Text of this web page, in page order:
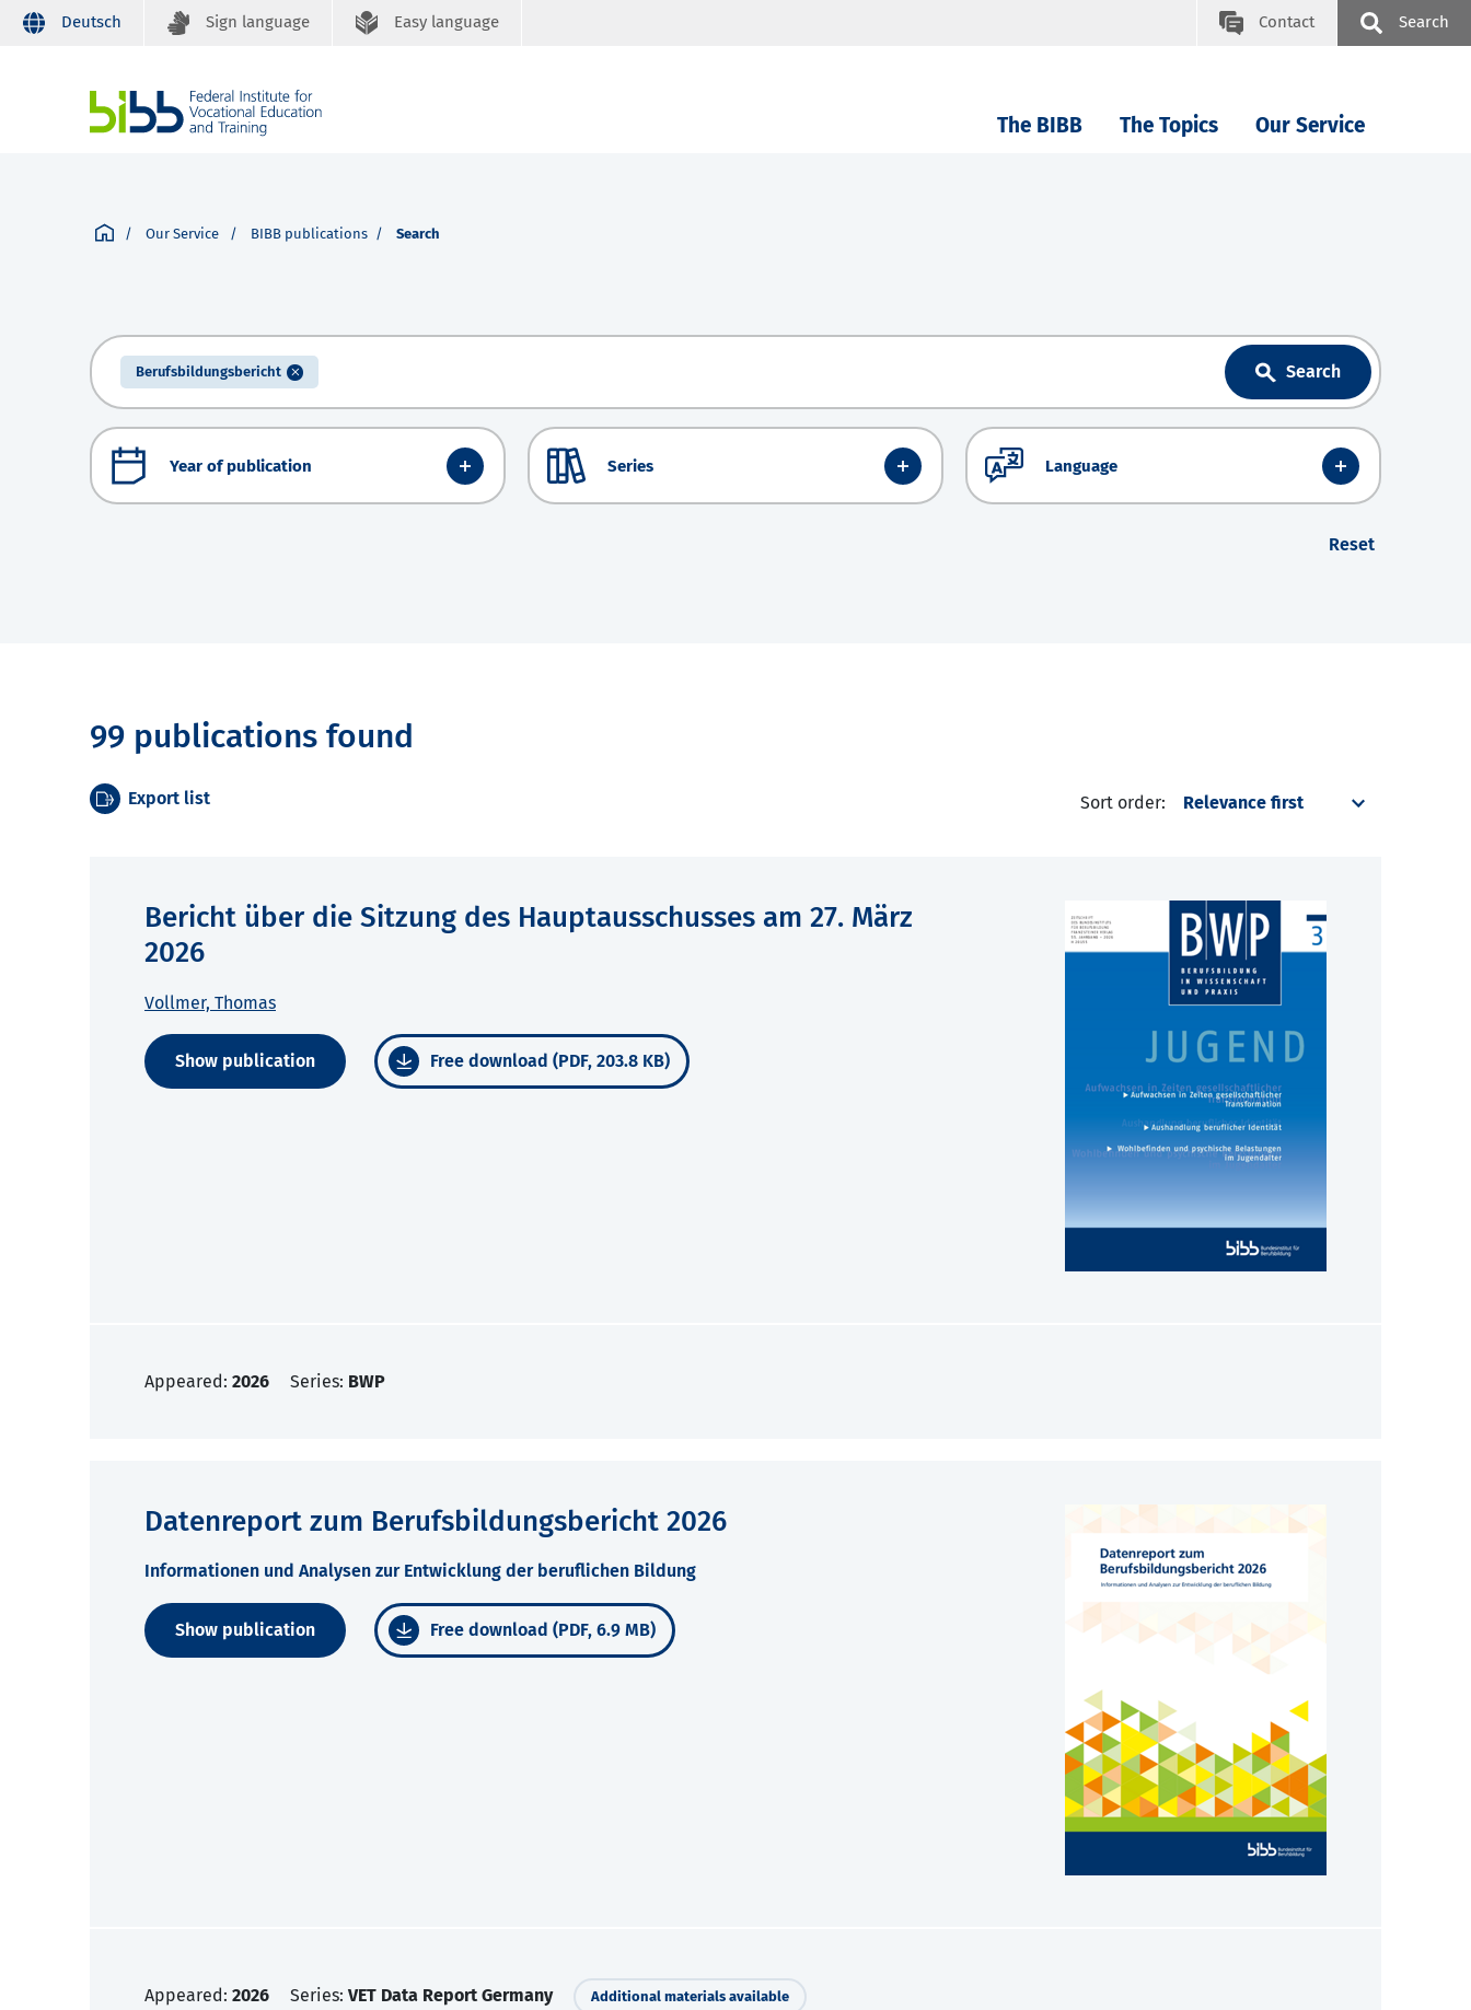
Deutsch Sign language Easy language Contact Search
The BIBB The Topics Our Service
Our Service BIBB publications Search
Berufsbildungsbericht Search
Year of publication Series Language
Reset
99 publications found
Export list Sort order:
Bericht über die Sitzung des Hauptausschusses am 27. März
2026
Vollmer, Thomas
Show publication Free download (PDF, 203.8 KB)
Appeared: 2026 Series: BWP
Datenreport zum Berufsbildungsbericht 2026
Informationen und Analysen zur Entwicklung der beruflichen Bildung
Show publication Free download (PDF, 6.9 MB)
Appeared: 2026 Series: VET Data Report Germany Additional materials available